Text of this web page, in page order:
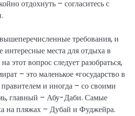
отдохнуть – согласитесь с
требования, и
интересные места для отдыха в
этот вопрос следует разобраться,
– это маленькое «государство в
правителем и иногда – со своими
главный – Абу-Даби. Самые
на пляжах – Дубай и Фуджейра.